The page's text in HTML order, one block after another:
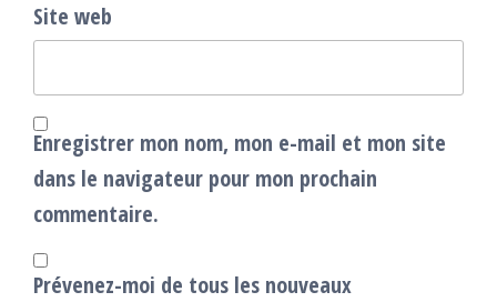
Site web
Enregistrer mon nom, mon e-mail et mon site
dans le navigateur pour mon prochain
commentaire.
Prévenez-moi de tous les nouveaux